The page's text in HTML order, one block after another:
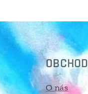
OBCHOD
O nás